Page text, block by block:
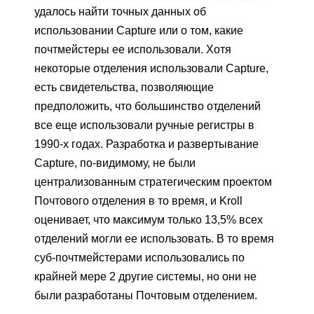
удалось найти точных данных об
использовании Capture или о том, какие
почтмейстеры ее использовали. Хотя
некоторые отделения использовали Capture,
есть свидетельства, позволяющие
предположить, что большинство отделений
все еще использовали ручные регистры в
1990-х годах. Разработка и развертывание
Capture, по-видимому, не были
централизованным стратегическим проектом
Почтового отделения в то время, и Kroll
оценивает, что максимум только 13,5% всех
отделений могли ее использовать. В то время
суб-почтмейстерами использовались по
крайней мере 2 другие системы, но они не
были разработаны Почтовым отделением.